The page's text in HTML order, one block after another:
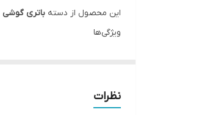
این محصول از دسته باتری گوشی
ویژگی‌ها
پشتیبانی تخصصینظرات